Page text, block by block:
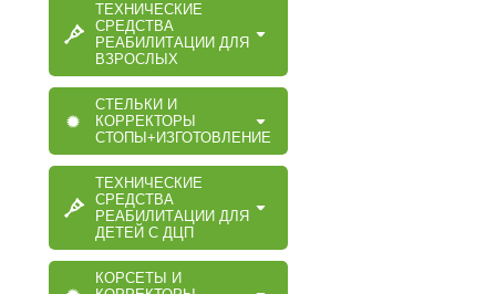
ТЕХНИЧЕСКИЕ
СРЕДСТВА
РЕАБИЛИТАЦИИ ДЛЯ
ВЗРОСЛЫХ
СТЕЛЬКИ И
КОРРЕКТОРЫ
СТОПЫ+ИЗГОТОВЛЕНИЕ
ТЕХНИЧЕСКИЕ
СРЕДСТВА
РЕАБИЛИТАЦИИ ДЛЯ
ДЕТЕЙ С ДЦП
КОРСЕТЫ И